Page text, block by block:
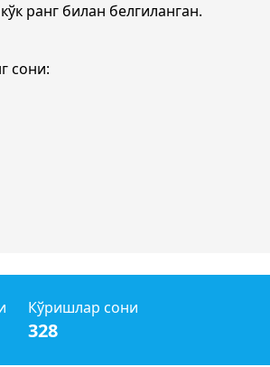
ранг билан белгиланган.
сони:
Кўришлар сони
328